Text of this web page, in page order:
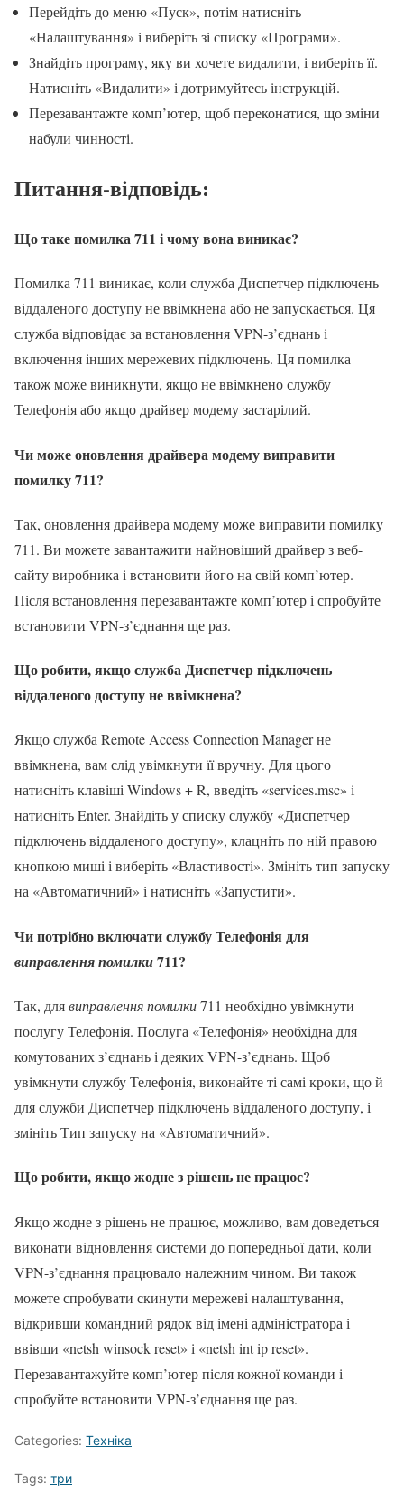
Перейдіть до меню «Пуск», потім натисніть
«Налаштування» і виберіть зі списку «Програми».
Знайдіть програму, яку ви хочете видалити, і виберіть її.
Натисніть «Видалити» і дотримуйтесь інструкцій.
Перезавантажте комп’ютер, щоб переконатися, що зміни
набули чинності.
Питання-відповідь:
Що таке помилка 711 і чому вона виникає?
Помилка 711 виникає, коли служба Диспетчер підключень
віддаленого доступу не ввімкнена або не запускається. Ця
служба відповідає за встановлення VPN-з’єднань і
включення інших мережевих підключень. Ця помилка
також може виникнути, якщо не ввімкнено службу
Телефонія або якщо драйвер модему застарілий.
Чи може оновлення драйвера модему виправити
помилку 711?
Так, оновлення драйвера модему може виправити помилку
711. Ви можете завантажити найновіший драйвер з веб-
сайту виробника і встановити його на свій комп’ютер.
Після встановлення перезавантажте комп’ютер і спробуйте
встановити VPN-з’єднання ще раз.
Що робити, якщо служба Диспетчер підключень
віддаленого доступу не ввімкнена?
Якщо служба Remote Access Connection Manager не
ввімкнена, вам слід увімкнути її вручну. Для цього
натисніть клавіші Windows + R, введіть «services.msc» і
натисніть Enter. Знайдіть у списку службу «Диспетчер
підключень віддаленого доступу», клацніть по ній правою
кнопкою миші і виберіть «Властивості». Змініть тип запуску
на «Автоматичний» і натисніть «Запустити».
Чи потрібно включати службу Телефонія для
виправлення помилки711?
Так, длявиправлення помилки711 необхідно увімкнути
послугу Телефонія. Послуга «Телефонія» необхідна для
комутованих з’єднань і деяких VPN-з’єднань. Щоб
увімкнути службу Телефонія, виконайте ті самі кроки, що й
для служби Диспетчер підключень віддаленого доступу, і
змініть Тип запуску на «Автоматичний».
Що робити, якщо жодне з рішень не працює?
Якщо жодне з рішень не працює, можливо, вам доведеться
виконати відновлення системи до попередньої дати, коли
VPN-з’єднання працювало належним чином. Ви також
можете спробувати скинути мережеві налаштування,
відкривши командний рядок від імені адміністратора і
ввівши «netsh winsock reset» і «netsh int ip reset».
Перезавантажуйте комп’ютер після кожної команди і
спробуйте встановити VPN-з’єднання ще раз.
Categories: Техніка
Tags: три